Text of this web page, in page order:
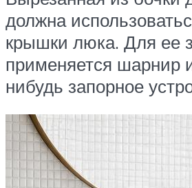
должна
крышки люка. Для ее
применяется шарнир
нибудь запорное